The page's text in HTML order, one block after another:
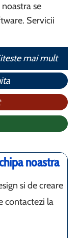
se
Servicii
mai mult
noastra
si de creare
contactezi la